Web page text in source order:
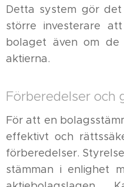
Detta system gör
större investerare
bolaget även om
aktierna.
Förberedelser och
För att en
effektivt och
förberedelser.
stämman i enlighet